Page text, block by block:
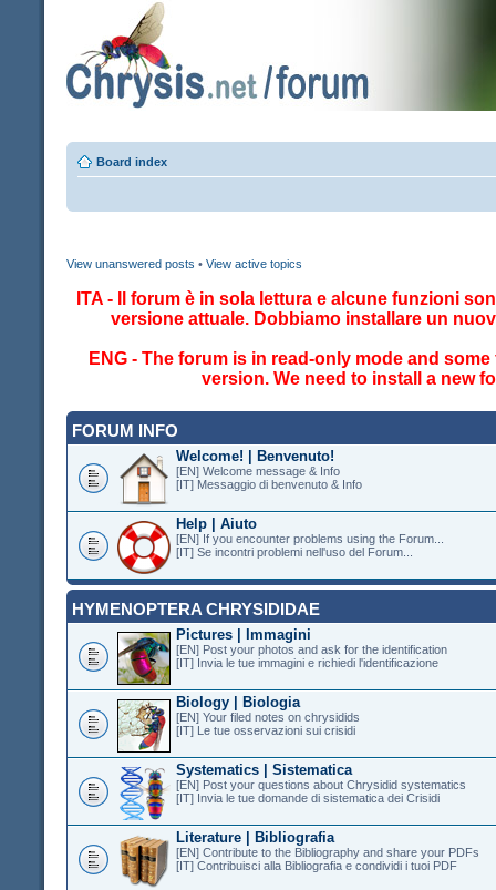
Board index
View unanswered posts • View active topics
ITA - Il forum è in sola lettura e alcune funzioni
versione attuale. Dobbiamo installare un
ENG - The forum is in read-only mode and
version. We need to install a new
FORUM INFO
Welcome! | Benvenuto!
[EN] Welcome message & Info
[IT] Messaggio di benvenuto & Info
Help | Aiuto
[EN] If you encounter problems using the Forum...
[IT] Se incontri problemi nell'uso del Forum...
HYMENOPTERA CHRYSIDIDAE
Pictures | Immagini
[EN] Post your photos and ask for the identification
[IT] Invia le tue immagini e richiedi l'identificazione
Biology | Biologia
[EN] Your filed notes on chrysidids
[IT] Le tue osservazioni sui crisidi
Systematics | Sistematica
[EN] Post your questions about Chrysidid systematics
[IT] Invia le tue domande di sistematica dei Crisidi
Literature | Bibliografia
[EN] Contribute to the Bibliography and share your PDFs
[IT] Contribuisci alla Bibliografia e condividi i tuoi PDF